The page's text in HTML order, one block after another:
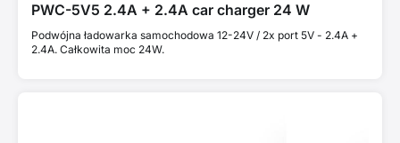
PWC-5V5 2.4A + 2.4A car charger 24 W
Podwójna ładowarka samochodowa 12-24V / 2x port 5V - 2.4A +
2.4A. Całkowita moc 24W.